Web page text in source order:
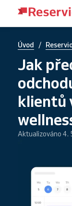
Úvod /
Jak
klientů
Aktualizováno 4.